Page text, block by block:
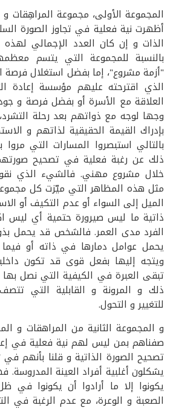
المجموعة الأولى، مجموعة المراهِقات
أظهرت نية فعلية في تجاوز الصورة
الذات و إن كان العدد الإجمالي
بالنسبة للمجموعة التي يتسم
"أزمة مشروع"، إما بفضل استغلال فرصة
الذي اقترحته عليهم مؤسسة إعادة
العلاقة مع الأسرة أو بفضل فرصة و
وجها لوجه مع ذواتهم بعد رحلة
بإدراك القيمة الحقيقية لذاتهم و
بالتالي استبصروا المسارات التي مروا
ذلك عن رغبة فعلية في تصحيح
خلال مشروع مهني. فالشيء الذي
مثل هذه المظاهر التي ميّزت كل
الميل إلى السواء أو عدم التكيف أو
ذاتية ما ليس صيرورة حتمية أي ليس
الفرد مدى العمر. فالشخص قد يحمل
يحمل عوامل دمارها في ذاته أو
ويتجه إليها بفعل قوى قد تكون
تبقى العبرة في الكيفية التي نصل
ذلك و المرونة و القابلية التي
للتغيير و التحول.
و المجموعة الثانية من المراهقات و
صفناهم بمن ليس لهم نية فعلية في
تصحيح الصورة الذاتية و قلنا بأنهم
يشكلون أغلبية أفراد العينة المدروسة.
يكونوا إلا ما أرادوا أن يكونوا في
الصعبة و الوعرة، مع عدم الرغبة في